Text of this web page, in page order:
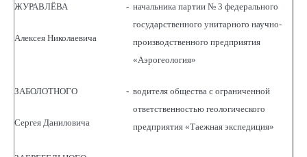
ЖУРАВЛЁВА
Алексея Николаевича
- начальника партии № 3 федерального
государственного унитарного научно-
производственного предприятия
«Аэрогеология»
ЗАБОЛОТНОГО
Сергея Даниловича
- водителя общества с ограниченной
ответственностью геологического
предприятия «Таежная экспедиция»